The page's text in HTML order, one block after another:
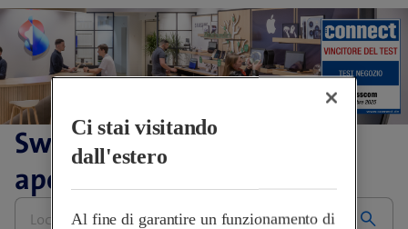
Swisscom Shop e orari di
apertura
Inserire
l’indirizzo,
Ci stai visitando
dall'estero
Al fine di garantire un funzionamento di